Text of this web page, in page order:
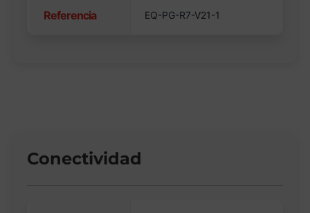
Referencia EQ-PG-R7-V21-1
Conectividad